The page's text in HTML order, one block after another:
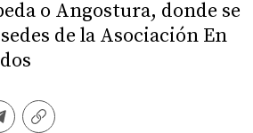
o Angostura, donde se
de la Asociación En
Copiar